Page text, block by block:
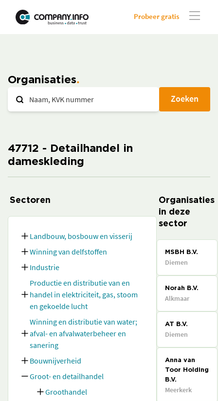
Probeer gratis
Organisaties
Zoeken
47712 - Detailhandel in
dameskleding
Sectoren
Landbouw, bosbouw en visserij
Winning van delfstoffen
Industrie
Productie en distributie van en
handel in elektriciteit, gas, stoom
en gekoelde lucht
Winning en distributie van water;
afval- en afvalwaterbeheer en
sanering
Bouwnijverheid
Groot- en detailhandel
Groothandel
Organisaties
in deze
sector
MSBH B.V.
Diemen
Norah B.V.
Alkmaar
AT B.V.
Diemen
Anna van
Toor Holding
B.V.
Meerkerk